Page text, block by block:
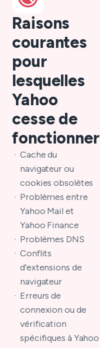
Raisons
courantes
pour
lesquelles
Yahoo
cesse de
fonctionner
Cache du
navigateur ou
cookies obsolètes
Problèmes entre
Yahoo Mail et
Yahoo Finance
Problèmes DNS
Conflits
d'extensions de
navigateur
Erreurs de
connexion ou de
vérification
spécifiques à Yahoo